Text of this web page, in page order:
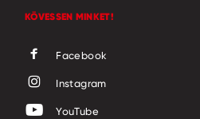
KÖVESSEN MINKET!
Facebook
Instagram
YouTube